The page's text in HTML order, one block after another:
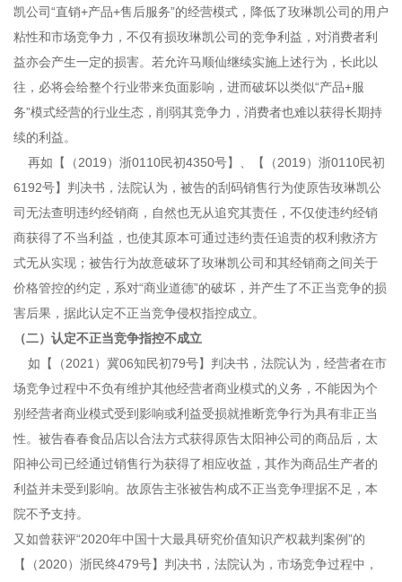
凯公司“直销+产品+售后服务”的经营模式，降低了玫琳凯公司的用户
粘性和市场竞争力，不仅有损玫琳凯公司的竞争利益，对消费者利
益亦会产生一定的损害。若允许马顺仙继续实施上述行为，长此以
往，必将会给整个行业带来负面影响，进而破坏以类似“产品+服
务”模式经营的行业生态，削弱其竞争力，消费者也难以获得长期持
续的利益。
再如【（2019）浙0110民初4350号】、【（2019）浙0110民初
6192号】判决书，法院认为，被告的刮码销售行为使原告玫琳凯公
司无法查明违约经销商，自然也无从追究其责任，不仅使违约经销
商获得了不当利益，也使其原本可通过违约责任追责的权利救济方
式无从实现；被告行为故意破坏了玫琳凯公司和其经销商之间关于
价格管控的约定，系对“商业道德”的破坏，并产生了不正当竞争的损
害后果，据此认定不正当竞争侵权指控成立。
（二）认定不正当竞争指控不成立
如【（2021）冀06知民初79号】判决书，法院认为，经营者在市
场竞争过程中不负有维护其他经营者商业模式的义务，不能因为个
别经营者商业模式受到影响或利益受损就推断竞争行为具有非正当
性。被告春春食品店以合法方式获得原告太阳神公司的商品后，太
阳神公司已经通过销售行为获得了相应收益，其作为商品生产者的
利益并未受到影响。故原告主张被告构成不正当竞争理据不足，本
院不予支持。
又如曾获评“2020年中国十大最具研究价值知识产权裁判案例”的
【（2020）浙民终479号】判决书，法院认为，市场竞争过程中，